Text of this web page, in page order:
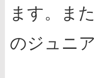
ます。ま
のジュニ